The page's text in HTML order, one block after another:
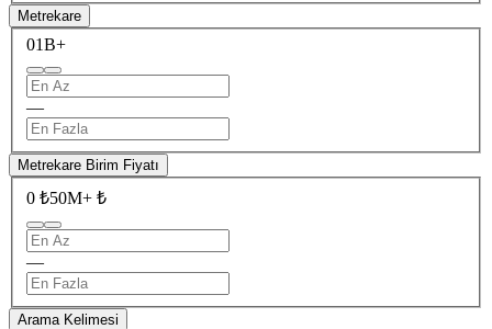
Metrekare
01B+
—
Metrekare Birim Fiyatı
0 ₺50M+ ₺
—
Arama Kelimesi